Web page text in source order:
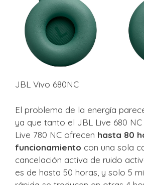
JBL Vivo 680NC
El problema de la energía
ya que tanto el JBL Live 680
Live 780 NC ofrecen hasta 80
funcionamiento con una sola
cancelación activa de ruido
es de hasta 50 horas, y solo 5